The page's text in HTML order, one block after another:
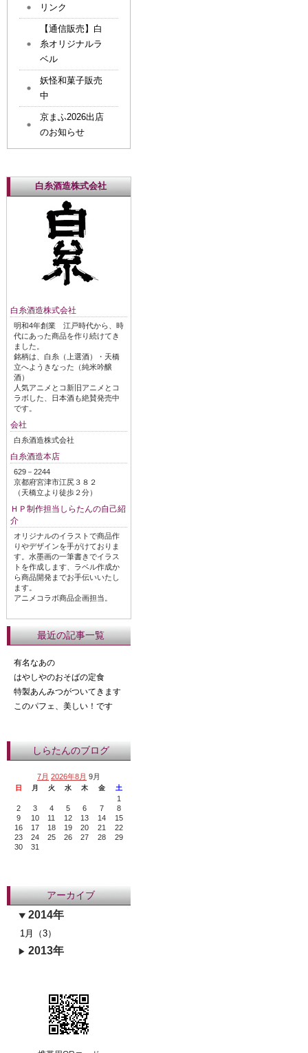
リンク
【通信販売】白
糸オリジナルラ
ベル
妖怪和菓子販売
中
京まふ2026出店
のお知らせ
白糸酒造株式会社
白糸酒造株式会社
明和4年創業 江戸時代から、時
代にあった商品を作り続けてき
ました。
銘柄は、白糸（上選酒）・天橋
立へようきなった（純米吟醸
酒）
人気アニメとコ新旧アニメとコ
ラボした、日本酒も絶賛発売中
です。
会社
白糸酒造株式会社
白糸酒造本店
629－2244
京都府宮津市江尻３８２
（天橋立より徒歩２分）
ＨＰ制作担当しらたんの自己紹
介
オリジナルのイラストで商品作
りやデザインを手がけておりま
す。水墨画の一筆書きでイラス
トを作成します、ラベル作成か
ら商品開発までお手伝いいたし
ます。
アニメコラボ商品企画担当。
最近の記事一覧
有名なあの
はやしやのおそばの定食
特製あんみつがついてきます
このパフェ、美しい！です
しらたんのブログ
7月 2026年8月 9月
日 月 火 水 木 金 土
1
2
3 4 5 6 7
8
9
10 11 12 13 14
15
16
17 18 19 20 21
22
23
24 25 26 27 28
29
30
31
アーカイブ
2014年
1月（3）
2013年